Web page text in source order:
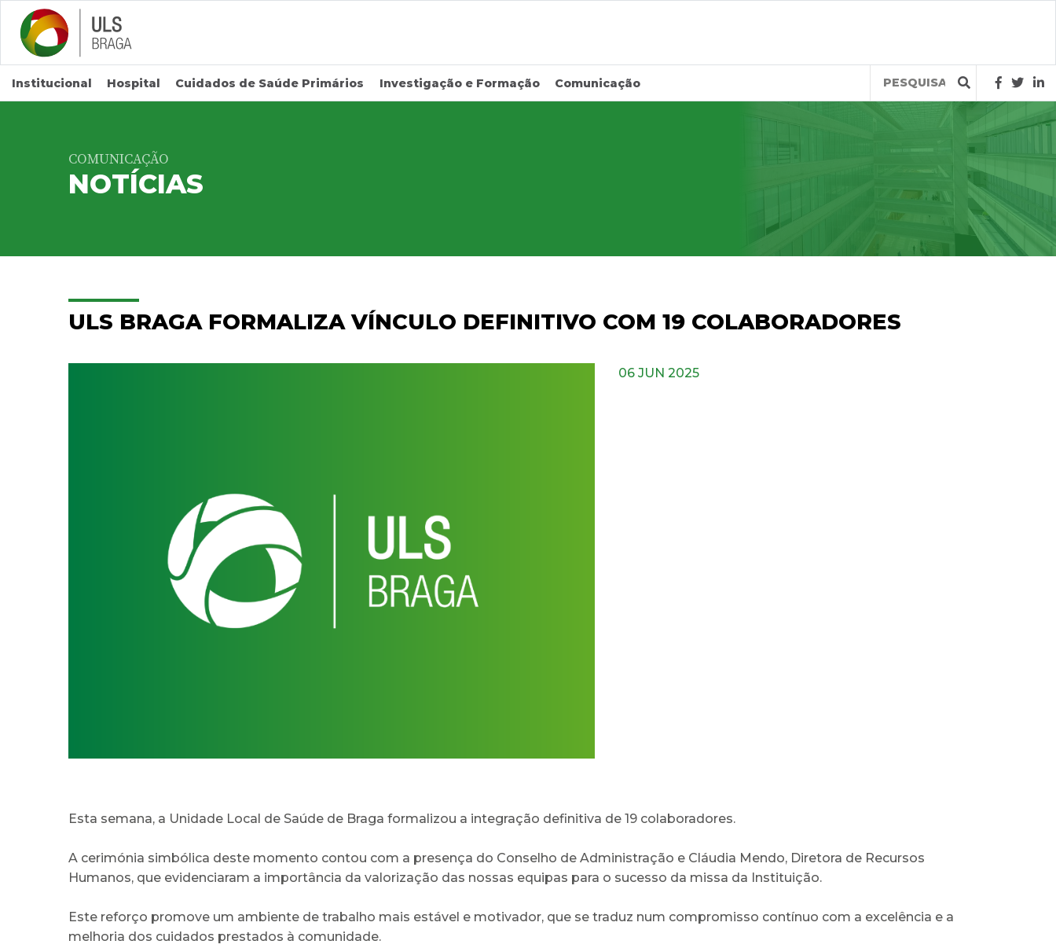
Saltar para conteúdo principal
Institucional Hospital Cuidados de Saúde Primários Investigação e Formação Comunicação
Query
COMUNICAÇÃO
NOTÍCIAS
ULS BRAGA FORMALIZA VÍNCULO DEFINITIVO COM 19 COLABORADORES
06 JUN 2025
Esta semana, a Unidade Local de Saúde de Braga formalizou a integração definitiva de 19 colaboradores.
A cerimónia simbólica deste momento contou com a presença do Conselho de Administração e Cláudia Mendo, Diretora de Recursos
Humanos, que evidenciaram a importância da valorização das nossas equipas para o sucesso da missa da Instituição.
Este reforço promove um ambiente de trabalho mais estável e motivador, que se traduz num compromisso contínuo com a excelência e a
melhoria dos cuidados prestados à comunidade.